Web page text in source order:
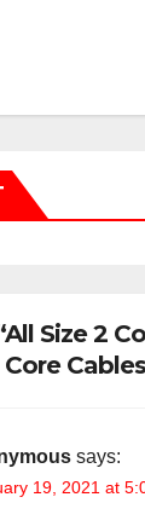
Size 2
says:
19, 2021 at